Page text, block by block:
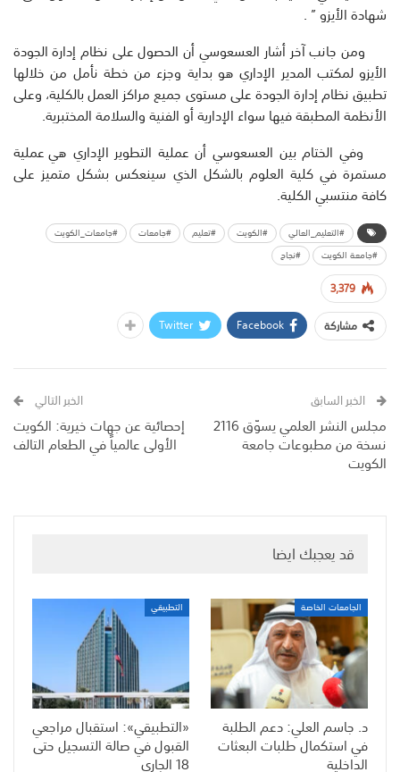
شهادةالأيزو” .
ومن جانبآخر أشار العسعوسيأن الحصولعلى نظام إدارةالجودة
الأيزو لمكتب المدير الإداري هو بداية وجزء من خطة نأمل من خلالها
تطبيقنظامإدارةالجودةعلىمستوى جميعمراكز العملبالكلية، وعلى
الأنظمةالمطبقةفيها سواءالإداريةأوالفنيةوالسلامةالمختبرية.
وفي الختام بين العسعوسي أن عملية التطوير الإداري هيعملية
مستمرة في كلية العلوم بالشكل الذي سينعكس بشكل متميز على
كافةمنتسبيالكلية.
#التعليم_العالي #الكويت #تعليم #جامعات
#جامعات_الكويت
#جامعة الكويت
#نجاح
3,379
مشاركة
Facebook
Twitter
الخبر السابق
مجلس النشر العلمي يسوّق 2116
نسخة من مطبوعات جامعة
الكويت
الخبر التالي
إحصائية عن جهات خيرية: الكويت
الأولى عالمياً في الطعام التالف
قد يعجبك ايضا
الجامعات الخاصة
د. جاسم العلي: دعم الطلبة
في استكمال طلبات البعثات
الداخلية
التطبيقي
«التطبيقي»: استقبال مراجعي
القبول في صالة التسجيل حتى
18 الجاري